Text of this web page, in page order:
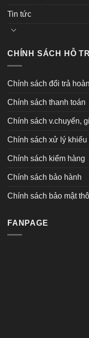
Tin tức
CHÍNH SÁCH HỖ
Chính sách đổi trả
Chính sách thanh toán
Chính sách v.chuyển,
Chính sách xử lý khiếu
Chính sách kiểm hàng
Chính sách bảo hành
Chính sách bảo mật
FANPAGE